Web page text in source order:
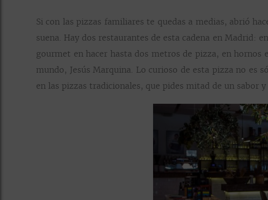
Si con las pizzas familiares te quedas a medias, abrió
suena. Hay dos restaurantes de esta cadena en Madrid:
gourmet en hacer hasta dos metros de pizza, en
mundo, Jesús Marquina. Lo curioso de esta pizza no es
en las pizzas tradicionales, que pides mitad de un sabor